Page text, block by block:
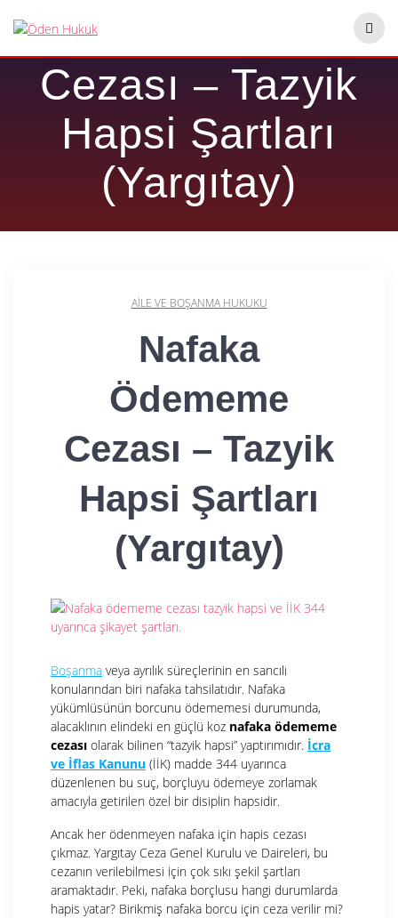
Nafaka Ödememe
Cezası – Tazyik
Hapsi Şartları
(Yargıtay)
AILE VE BOŞANMA HUKUKU
Nafaka
Ödememe
Cezası – Tazyik
Hapsi Şartları
(Yargıtay)
Boşanma veya ayrılık süreçlerinin en sancılı
konularından biri nafaka tahsilatıdır. Nafaka
yükümlüsünün borcunu ödememesi durumunda,
alacaklının elindeki en güçlü koz nafaka ödememe
cezası olarak bilinen “tazyik hapsi” yaptırımıdır. İcra
ve İflas Kanunu (İİK) madde 344 uyarınca
düzenlenen bu suç, borçluyu ödemeye zorlamak
amacıyla getirilen özel bir disiplin hapsidir.
Ancak her ödenmeyen nafaka için hapis cezası
çıkmaz. Yargıtay Ceza Genel Kurulu ve Daireleri, bu
cezanın verilebilmesi için çok sıkı şekil şartları
aramaktadır. Peki, nafaka borçlusu hangi durumlarda
hapis yatar? Birikmiş nafaka borcu için ceza verilir mi?